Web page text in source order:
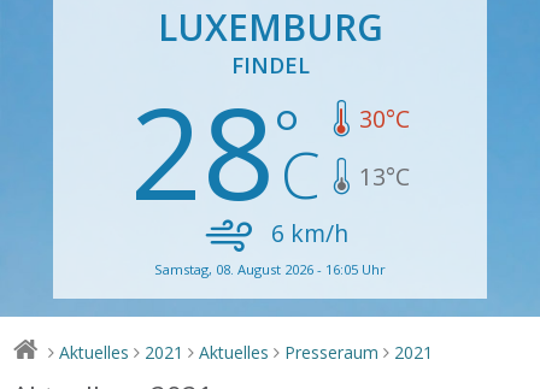
LUXEMBURG
FINDEL
28 30°C
13°C
6 km/h
Samstag, 08. August 2026 - 16:05 Uhr
> Aktuelles > 2021 > Aktuelles > Presseraum > 2021